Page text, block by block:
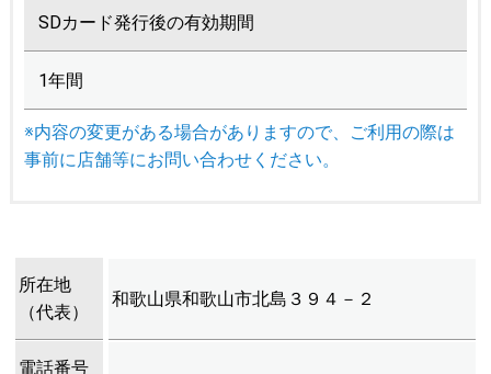
SDカード発行後の有効期間
1年間
※内容の変更がある場合がありますので、ご利用の際は
事前に店舗等にお問い合わせください。
所在地
（代表）
和歌山県和歌山市北島３９４－２
電話番号